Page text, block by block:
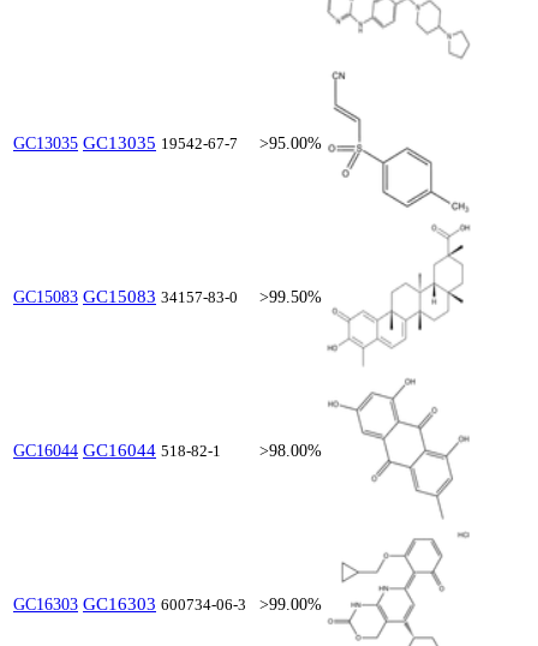
GC13035 GC13035 19542-67-7 >95.00%
GC15083 GC15083 34157-83-0 >99.50%
GC16044 GC16044 518-82-1 >98.00%
GC16303 GC16303 600734-06-3 >99.00%